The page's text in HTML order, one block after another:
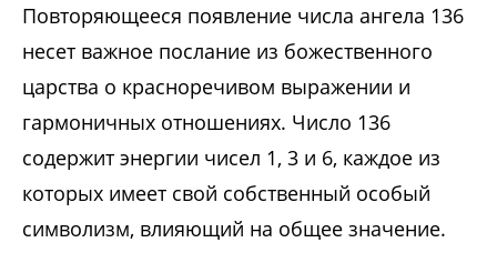
Повторяющееся появление числа ангела 136
несет важное послание из божественного
царства о красноречивом выражении и
гармоничных отношениях. Число 136
содержит энергии чисел 1, 3 и 6, каждое из
которых имеет свой собственный особый
символизм, влияющий на общее значение.